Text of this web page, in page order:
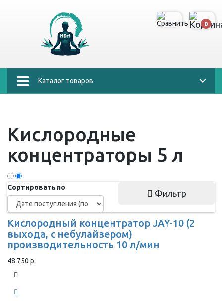
0
Каталог товаров
Кислородные
концентраторы 5 л
Сортировать по
Фильтр
Кислородный концентратор JAY-10 (2
выхода, с небулайзером)
производительность 10 л/мин
48 750 р.